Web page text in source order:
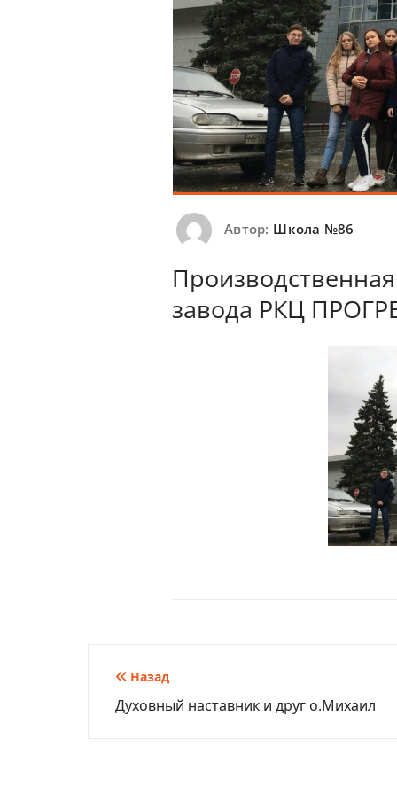
Автор: Школа №86
Производственная
завода РКЦ
Навигация
по
Назад
Духовный наставник и друг о.Михаил